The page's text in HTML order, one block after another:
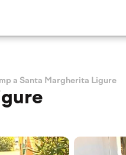
a Santa Margherita Ligure